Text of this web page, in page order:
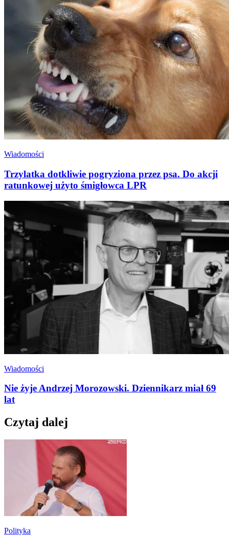
Wiadomości
Trzylatka dotkliwie pogryziona przez psa. Do akcji
ratunkowej użyto śmigłowca LPR
Wiadomości
Nie żyje Andrzej Morozowski. Dziennikarz miał 69
lat
Czytaj dalej
Polityka